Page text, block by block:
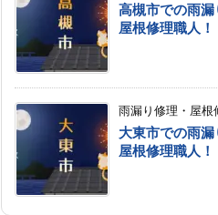
高槻市での雨
屋根修理職人！
雨漏り修理・屋根
大東市での雨
屋根修理職人！